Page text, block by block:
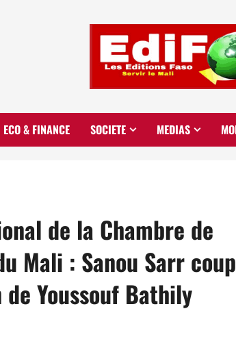
ECO & FINANCE SOCIETE MEDIAS
de la Chambre de
Mali : Sanou Sarr
Youssouf Bathily